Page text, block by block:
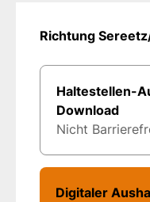
Richtung
Haltestellen-
Download
Nicht
Digitaler